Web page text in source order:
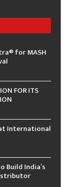
for MASH
FOR ITS
at International
Build India’s